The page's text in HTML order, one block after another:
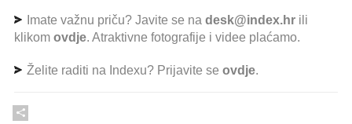
Imate važnu priču? Javite se na desk@index.hr ili
klikom ovdje. Atraktivne fotografije i videe plaćamo.
Želite raditi na Indexu? Prijavite se ovdje.